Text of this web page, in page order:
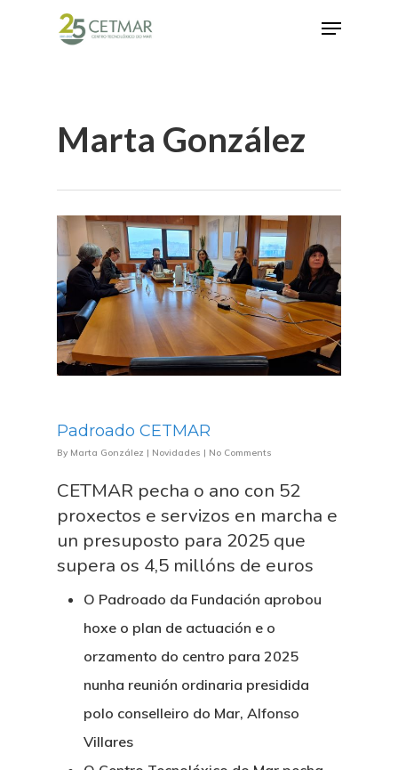
Marta González
Padroado CETMAR
By Marta González | Novidades | No Comments
CETMAR pecha o ano con 52
proxectos e servizos en marcha e
un presuposto para 2025 que
supera os 4,5 millóns de euros
O Padroado da Fundación aprobou
hoxe o plan de actuación e o
orzamento do centro para 2025
nunha reunión ordinaria presidida
polo conselleiro do Mar, Alfonso
Villares